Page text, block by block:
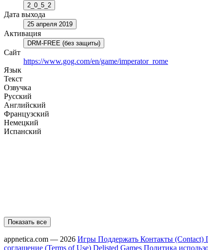
2_0_5_2
Дата выхода
25 апреля 2019
Активация
DRM-FREE (без защиты)
Сайт
https://www.gog.com/en/game/imperator_rome
Язык
Текст
Озвучка
Русский
Английский
Французский
Немецкий
Испанский
Показать все
appnetica.com — 2026 Игры Поддержать Контакты (Contact)
соглашение (Terms of Use) Delisted Games Политика